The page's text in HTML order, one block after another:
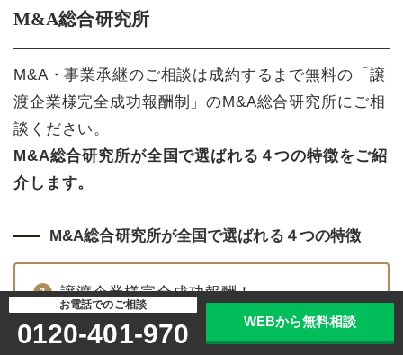
M&A総合研究所
M&A・事業承継のご相談は成約するまで無料の「譲
渡企業様完全成功報酬制」のM&A総合研究所にご相
談ください。
M&A総合研究所が全国で選ばれる４つの特徴をご紹
介します。
M&A総合研究所が全国で選ばれる４つの特徴
譲渡企業様完全成功報酬！
最短43日、平均7.2ヶ月のスピード成約
（2025年9月期実績）
お電話でのご相談
0120-401-970 WEBから無料相談